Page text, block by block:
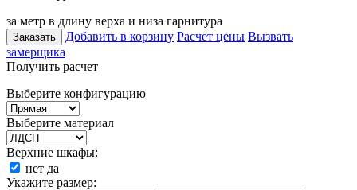
за метр в длину верха и низа гарнитура
Заказать Добавить в корзину Расчет цены Вызвать
замерщика
Получить расчет
Выберите конфигурацию
Выберите материал
Верхние шкафы:
нет да
Укажите размер: